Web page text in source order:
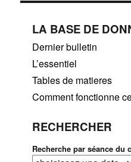
LA BASE DE
Dernier bulletin
L’essentiel
Tables de matieres
Comment fonctionne
RECHERCHER
Recherche par séance du